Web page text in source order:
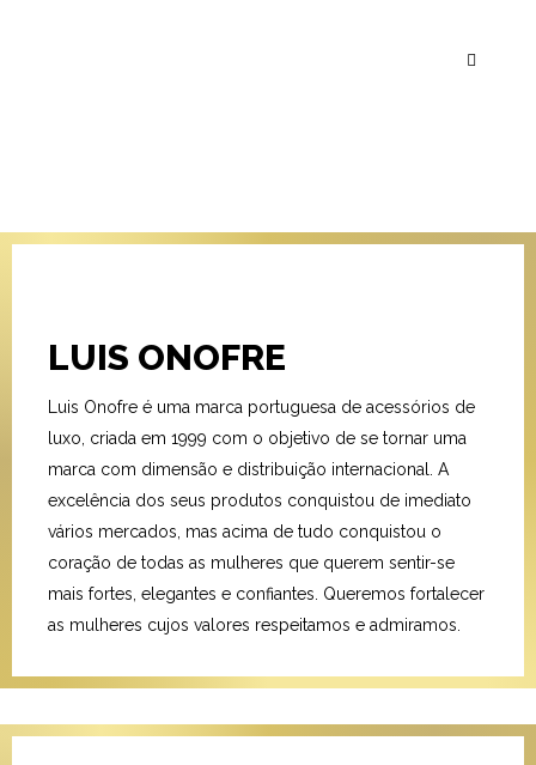
LUIS ONOFRE
Luis Onofre é uma marca portuguesa de acessórios de
luxo, criada em 1999 com o objetivo de se tornar uma
marca com dimensão e distribuição internacional. A
excelência dos seus produtos conquistou de imediato
vários mercados, mas acima de tudo conquistou o
coração de todas as mulheres que querem sentir-se
mais fortes, elegantes e confiantes. Queremos fortalecer
as mulheres cujos valores respeitamos e admiramos.